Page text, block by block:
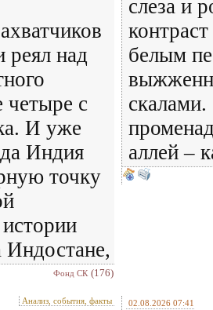
реял над
четыре с
И уже
Индия
точку
Индостане,
Фонд СК (176)
слеза и
белым
скалами.
аллей –
Анализ, события, факты 02.08.2026 07:41